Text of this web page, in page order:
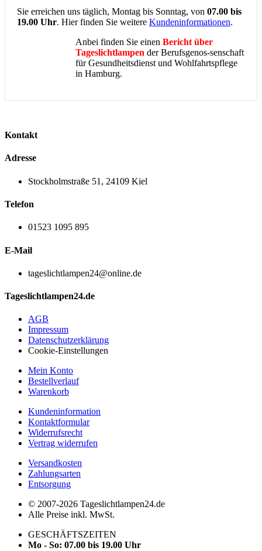
Sie erreichen uns täglich, Montag bis Sonntag, von 07.00 bis
19.00 Uhr. Hier finden Sie weitere Kundeninformationen.
Anbei finden Sie einen Bericht über
Tageslichtlampen der Berufsgenos-senschaft
für Gesundheitsdienst und Wohlfahrtspflege
in Hamburg.
Kontakt
Adresse
Stockholmstraße 51, 24109 Kiel
Telefon
01523 1095 895
E-Mail
tageslichtlampen24@online.de
Tageslichtlampen24.de
AGB
Impressum
Datenschutzerklärung
Cookie-Einstellungen
Mein Konto
Bestellverlauf
Warenkorb
Kundeninformation
Kontaktformular
Widerrufsrecht
Vertrag widerrufen
Versandkosten
Zahlungsarten
Entsorgung
© 2007-2026 Tageslichtlampen24.de
Alle Preise inkl. MwSt.
GESCHÄFTSZEITEN
Mo - So: 07.00 bis 19.00 Uhr